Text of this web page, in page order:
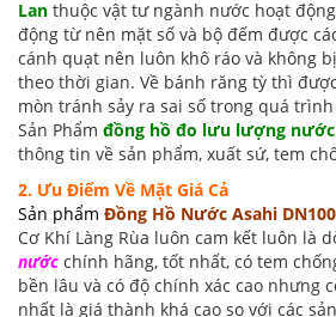
Lan thuộc vật tư ngành nước hoạt
động từ nên mặt số và bộ đếm được
cánh quạt nên luôn khô ráo và không
theo thời gian. Về bánh răng tỳ thì
mòn tránh sảy ra sai số trong quá
Sản Phẩm đồng hồ đo lưu lượng nước
thông tin về sản phẩm, xuất sứ, tem
2. Ưu Điểm Về Mặt Giá Cả
Sản phẩm Đồng Hồ Nước Asahi DN100
Cơ Khí Làng Rùa luôn cam kết luôn là
nước chính hãng, tốt nhất, có tem
bền lâu và có độ chính xác cao nhưng
nhất là giá thành khá cao so với các